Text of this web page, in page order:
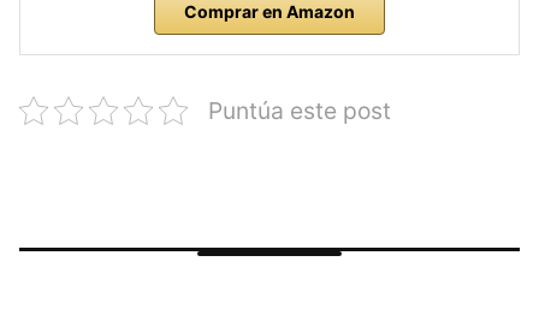
Comprar en Amazon
Puntúa este post